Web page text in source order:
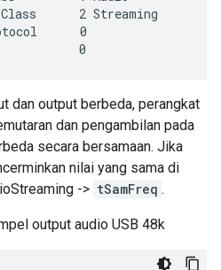
2 Streaming
0
dan output berbeda, perangkat
dan pengambilan pada
secara bersamaan. Jika
nilai yang sama di
-> tSamFreq .
output audio USB 48k